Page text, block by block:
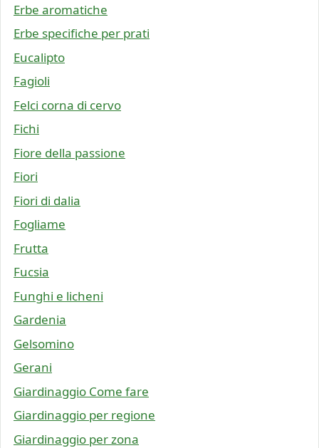
Erbe aromatiche
Erbe specifiche per prati
Eucalipto
Fagioli
Felci corna di cervo
Fichi
Fiore della passione
Fiori
Fiori di dalia
Fogliame
Frutta
Fucsia
Funghi e licheni
Gardenia
Gelsomino
Gerani
Giardinaggio Come fare
Giardinaggio per regione
Giardinaggio per zona